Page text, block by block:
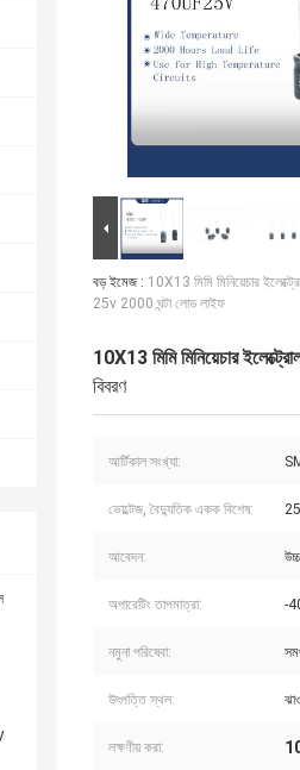
বড় ইমেজ : 10X13 মিমি মিনিয়েচার
25v 2000 ঘন্টা লোড লাইফ
10X13 মিমি মিনিয়েচার
বিবরণ
আর্টিকাল সংখ্যা:
ভোল্টেজ, বৈদ্যুতিক একক বিশেষ:
আবেদন:
অপারেটিং তাপমাত্রা: -
নমুনা পরিষেবা:
উৎপত্তি স্থল:
লক্ষণীয় করা: